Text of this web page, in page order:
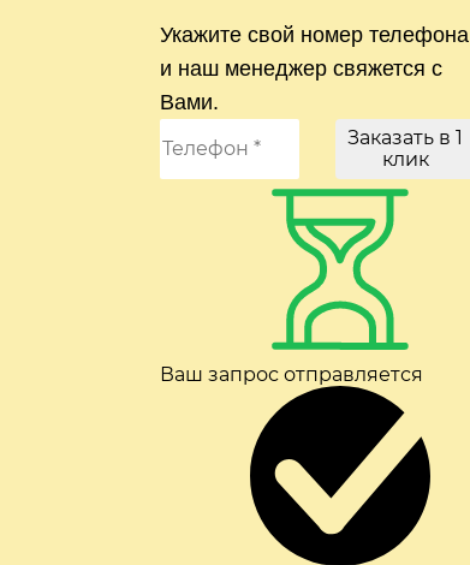
Укажите свой номер телефона
и наш менеджер свяжется с
Вами.
Заказать в 1
клик
Ваш запрос отправляется